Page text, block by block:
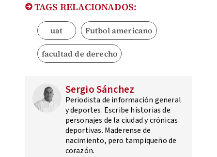
TAGS RELACIONADOS:
uat Futbol americano
facultad de derecho
Sergio Sánchez
Periodista de información general
y deportes. Escribe historias de
personajes de la ciudad y crónicas
deportivas. Maderense de
nacimiento, pero tampiqueño de
corazón.